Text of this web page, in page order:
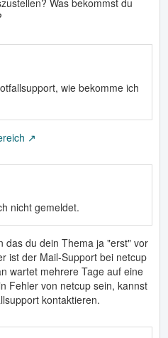
Was bekommst du
wie bekomme ich
nicht gemeldet.
das du dein Thema ja "erst" vor
ist der Mail-Support bei netcup
wartet mehrere Tage auf eine
Fehler von netcup sein, kannst
kontaktieren.